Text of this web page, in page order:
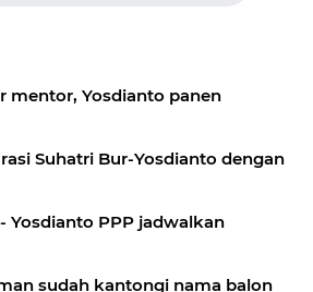
mentor, Yosdianto panen
Suhatri Bur-Yosdianto dengan
Yosdianto PPP jadwalkan
sudah kantongi nama balon